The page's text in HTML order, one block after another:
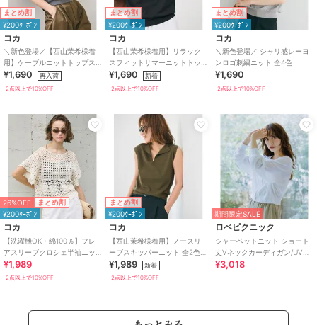
まとめ割
¥200ｸｰﾎﾟﾝ
コカ
＼新色登場／【西山茉希様着
用】ケーブルニットトップス
全4色
¥1,690 再入荷
2点以上で10%OFF
まとめ割
¥200ｸｰﾎﾟﾝ
コカ
【西山茉希様着用】リラック
スフィットサマーニットトッ
プス 全4色 / 洗濯機OK
¥1,690 新着
2点以上で10%OFF
まとめ割
¥200ｸｰﾎﾟﾝ
コカ
＼新色登場／ シャリ感レーヨ
ンロゴ刺繍ニット 全4色
¥1,690
2点以上で10%OFF
26%OFF まとめ割
¥200ｸｰﾎﾟﾝ
コカ
【洗濯機OK・綿100％】フレ
アスリーブクロシェ半袖ニッ
ト 全2色
¥1,989
2点以上で10%OFF
まとめ割
¥200ｸｰﾎﾟﾝ
コカ
【西山茉希様着用】ノースリ
ーブスキッパーニット 全2色 /
洗濯機OK
¥1,989 新着
2点以上で10%OFF
期間限定SALE
ロペピクニック
シャーベットニット ショート
丈Vネックカーディガン/UVケ
ア・接触冷感
¥3,018